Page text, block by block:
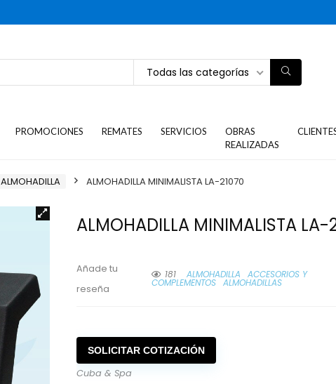
Todas las categorías
PROMOCIONES REMATES SERVICIOS
OBRAS
REALIZADAS
ALMOHADILLA ALMOHADILLA MINIMALISTA LA-21070
ALMOHADILLA MINIMALISTA LA-
Añade tu
reseña
181 ALMOHADILLA ACCESORIOS Y
COMPLEMENTOS ALMOHADILLAS
SOLICITAR COTIZACIÓN
Cuba & Spa